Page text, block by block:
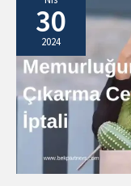
30
2024
Memurluğundan
Çıkarma
Cezası
ve
İptali